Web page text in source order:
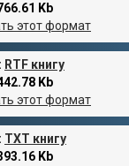
Kb
этот формат
RTF книгу
Kb
этот формат
TXT книгу
Kb